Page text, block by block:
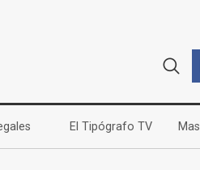
(current)El Tipógrafo TV(current)
Mas